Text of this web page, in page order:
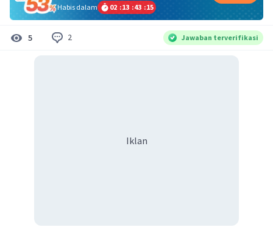
Habis dalam
02 :13 :43 :14
5 2 Jawaban terverifikasi
Iklan